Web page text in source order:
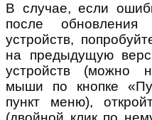
В случае, если
после обновления
устройств,
на предыдущую
устройств (можно
мыши по кнопке
пункт меню),